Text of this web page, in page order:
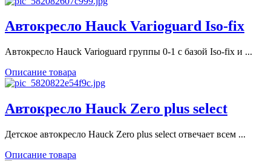
Автокресло Hauck Varioguard Iso-fix
Автокресло Hauck Varioguard группы 0-1 с базой Iso-fix и ...
Описание товара
Автокресло Hauck Zero plus select
Детское автокресло Hauck Zero plus select отвечает всем ...
Описание товара